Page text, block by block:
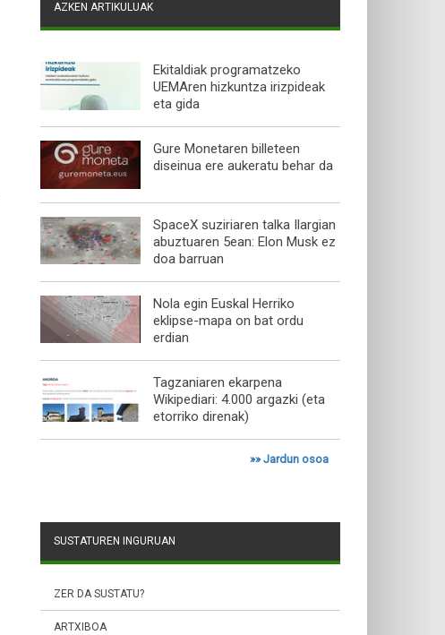
AZKEN ARTIKULUAK
Ekitaldiak programatzeko
UEMAren hizkuntza irizpideak
eta gida
Gure Monetaren billeteen
diseinua ere aukeratu behar da
SpaceX suziriaren talka Ilargian
abuztuaren 5ean: Elon Musk ez
doa barruan
Nola egin Euskal Herriko
eklipse-mapa on bat ordu
erdian
Tagzaniaren ekarpena
Wikipediari: 4.000 argazki (eta
etorriko direnak)
»»Jardun osoa
SUSTATUREN INGURUAN
ZER DA SUSTATU?
ARTXIBOA